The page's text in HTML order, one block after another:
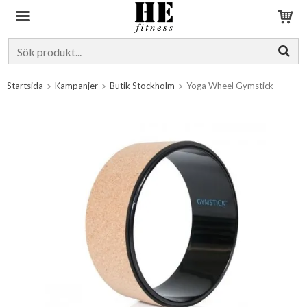
Startsida Kampanjer Butik Stockholm Yoga Wheel Gymstick